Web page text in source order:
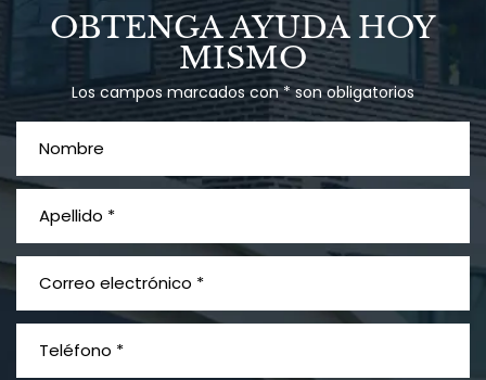
Talco en polvo
Ovary cancer
¿Qué es el mesotelioma?
OBTENGA AYUDA HOY
MISMO
Los campos marcados con * son obligatorios